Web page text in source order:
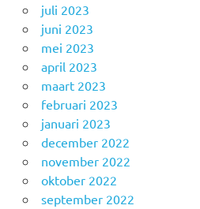
juli 2023
juni 2023
mei 2023
april 2023
maart 2023
februari 2023
januari 2023
december 2022
november 2022
oktober 2022
september 2022